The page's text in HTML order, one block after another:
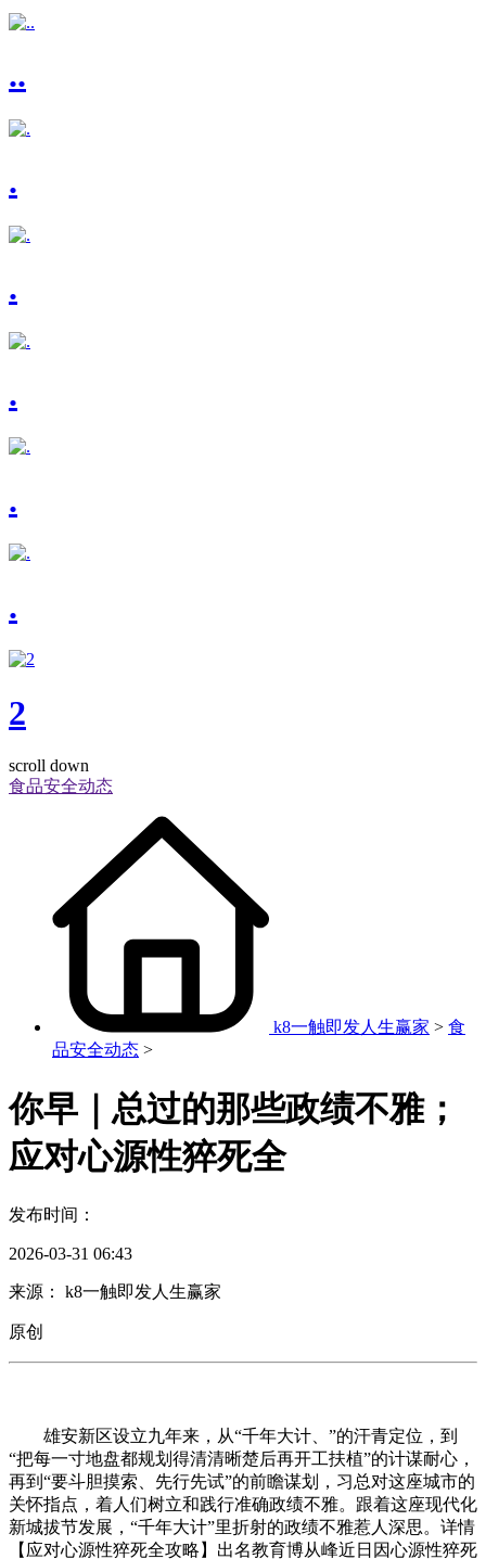
..
.
.
.
.
.
2
scroll down
食品安全动态
k8一触即发人生赢家 > 食
品安全动态 >
你早｜总过的那些政绩不雅；
应对心源性猝死全
发布时间：
2026-03-31 06:43
来源： k8一触即发人生赢家
原创
雄安新区设立九年来，从“千年大计、”的汗青定位，到
“把每一寸地盘都规划得清清晰楚后再开工扶植”的计谋耐心，
再到“要斗胆摸索、先行先试”的前瞻谋划，习总对这座城市的
关怀指点，着人们树立和践行准确政绩不雅。跟着这座现代化
新城拔节发展，“千年大计”里折射的政绩不雅惹人深思。详情
【应对心源性猝死全攻略】出名教育博从峰近日因心源性猝死